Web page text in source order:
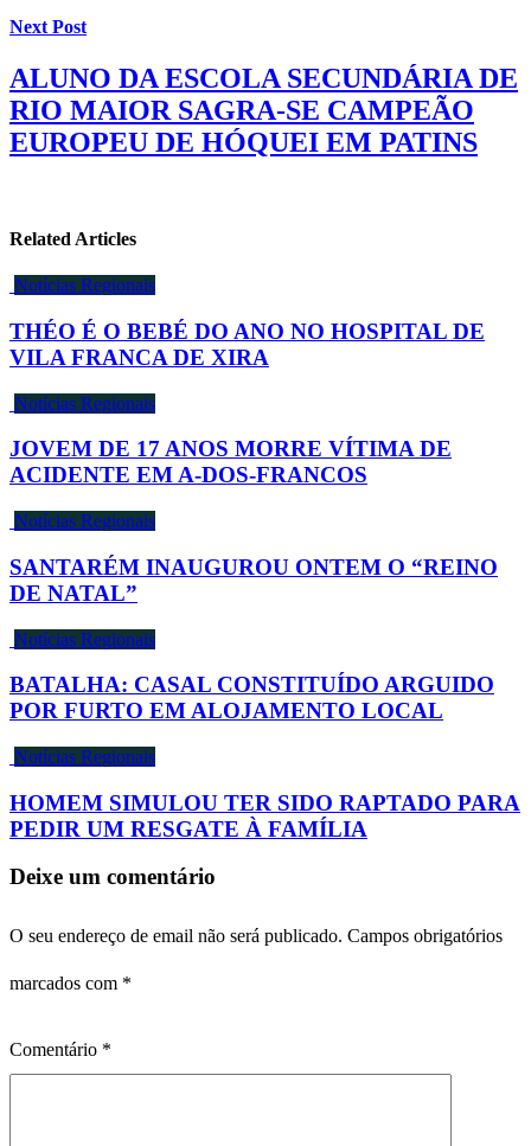
Next Post
ALUNO DA ESCOLA SECUNDÁRIA DE
RIO MAIOR SAGRA-SE CAMPEÃO
EUROPEU DE HÓQUEI EM PATINS
Related Articles
Notícias Regionais
THÉO É O BEBÉ DO ANO NO HOSPITAL DE
VILA FRANCA DE XIRA
Notícias Regionais
JOVEM DE 17 ANOS MORRE VÍTIMA DE
ACIDENTE EM A-DOS-FRANCOS
Notícias Regionais
SANTARÉM INAUGUROU ONTEM O “REINO
DE NATAL”
Notícias Regionais
BATALHA: CASAL CONSTITUÍDO ARGUIDO
POR FURTO EM ALOJAMENTO LOCAL
Notícias Regionais
HOMEM SIMULOU TER SIDO RAPTADO PARA
PEDIR UM RESGATE À FAMÍLIA
Deixe um comentário
O seu endereço de email não será publicado. Campos obrigatórios
marcados com *
Comentário *